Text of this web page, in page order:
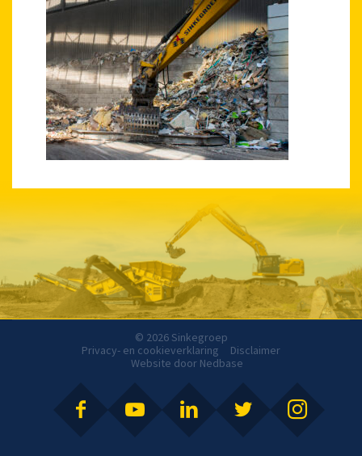
© 2026 Sinkegroep
Privacy- en cookieverklaring
Disclaimer
Website door Nedbase